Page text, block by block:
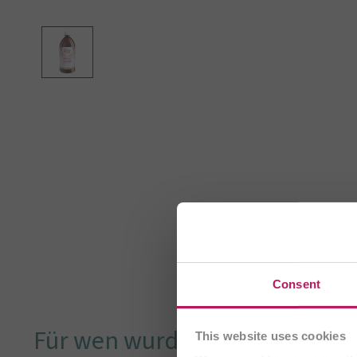
Consent
This website uses cookies
Für wen wurde OMNi-BiOTiC®
Sie